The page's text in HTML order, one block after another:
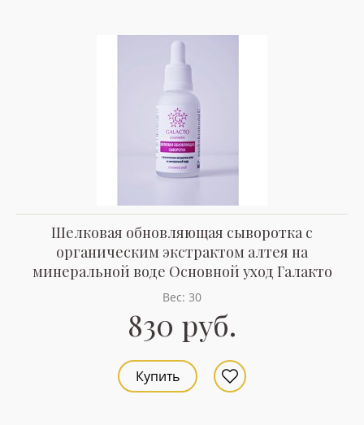
Шелковая обновляющая сыворотка c
органическим экстрактом алтея на
минеральной воде Основной уход Галакто
Вес: 30
830 руб.
Купить